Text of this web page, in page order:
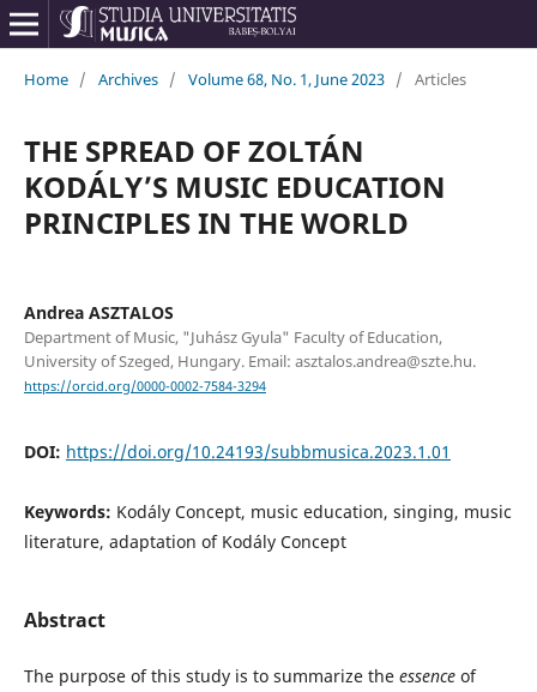
Home / Archives / Volume 68, No. 1, June 2023 / Articles
THE SPREAD OF ZOLTÁN
KODÁLY’S MUSIC EDUCATION
PRINCIPLES IN THE WORLD
Andrea ASZTALOS
Department of Music, "Juhász Gyula" Faculty of Education,
University of Szeged, Hungary. Email: asztalos.andrea@szte.hu.
https://orcid.org/0000-0002-7584-3294
DOI: https://doi.org/10.24193/subbmusica.2023.1.01
Keywords: Kodály Concept, music education, singing, music
literature, adaptation of Kodály Concept
Abstract
The purpose of this study is to summarize the essenceof